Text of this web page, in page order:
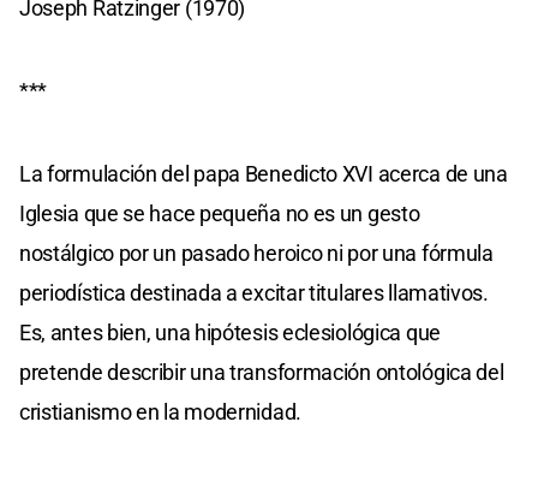
Joseph Ratzinger (1970)
***
La formulación del papa Benedicto XVI acerca de una
Iglesia que se hace pequeña no es un gesto
nostálgico por un pasado heroico ni por una fórmula
periodística destinada a excitar titulares llamativos.
Es, antes bien, una hipótesis eclesiológica que
pretende describir una transformación ontológica del
cristianismo en la modernidad.